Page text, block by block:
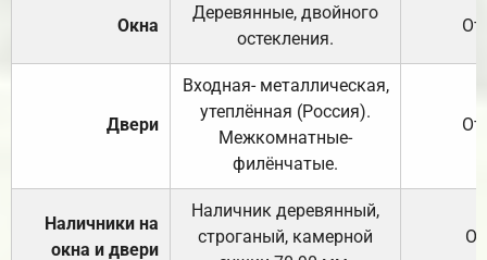
Окна
Деревянные, двойного
остекления.
Двери
Входная- металлическая,
утеплённая (Россия).
Межкомнатные-
филёнчатые.
Наличники на
окна и двери
Наличник деревянный,
строганый, камерной